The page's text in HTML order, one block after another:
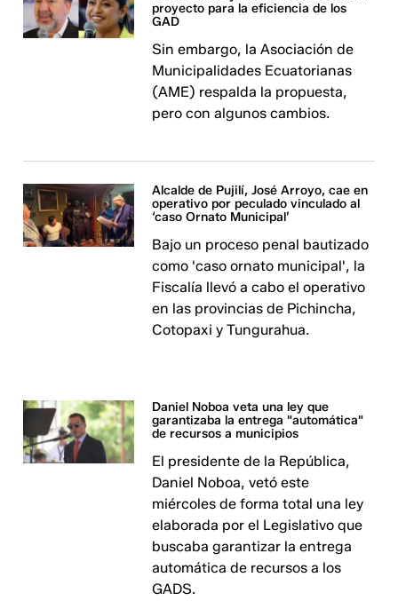
proyecto para la eficiencia de los
GAD
Sin embargo, la Asociación de
Municipalidades Ecuatorianas
(AME) respalda la propuesta,
pero con algunos cambios.
Alcalde de Pujilí, José Arroyo, cae en
operativo por peculado vinculado al
‘caso Ornato Municipal’
Bajo un proceso penal bautizado
como 'caso ornato municipal', la
Fiscalía llevó a cabo el operativo
en las provincias de Pichincha,
Cotopaxi y Tungurahua.
Daniel Noboa veta una ley que
garantizaba la entrega "automática"
de recursos a municipios
El presidente de la República,
Daniel Noboa, vetó este
miércoles de forma total una ley
elaborada por el Legislativo que
buscaba garantizar la entrega
automática de recursos a los
GADS.